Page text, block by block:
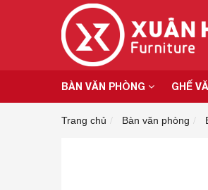
BÀN VĂN PHÒNG GHẾ
Trang chủ Bàn văn phòng